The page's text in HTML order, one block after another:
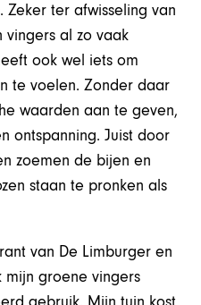
Zeker ter afwisseling van
vingers al zo vaak
ook wel iets om
te voelen. Zonder daar
waarden aan te geven,
ontspanning. Juist door
zoemen de bijen en
staan te pronken als
van De Limburger en
mijn groene vingers